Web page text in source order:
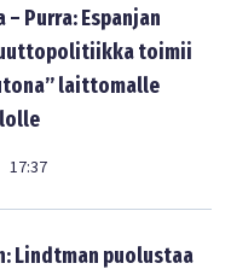
– Purra: Espanjan
toimii
laittomalle
17:37
Lindtman puolustaa